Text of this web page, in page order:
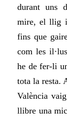
durant uns
mire, el llig
fins que
com les
he de fer-li
tota la resta.
València
llibre una